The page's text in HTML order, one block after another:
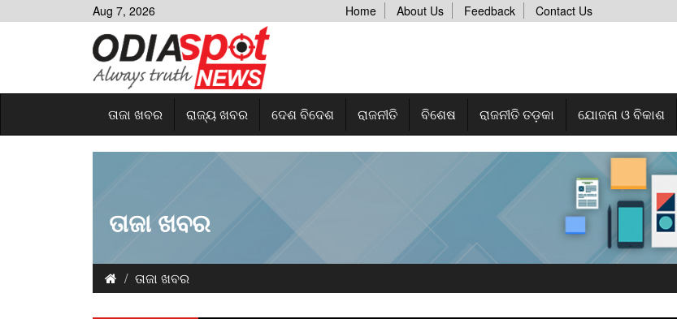
Aug 7, 2026 Home About Us Feedback Contact Us
ତାଜା ଖବର ରାଜ୍ୟ ଖବର ଦେଶ ବିଦେଶ ରାଜନୀତି ବିଶେଷ ରାଜନୀତି ତଡ଼କା ଯୋଜନା ଓ ବିକାଶ
ତାଜା ଖବର
ତାଜା ଖବର